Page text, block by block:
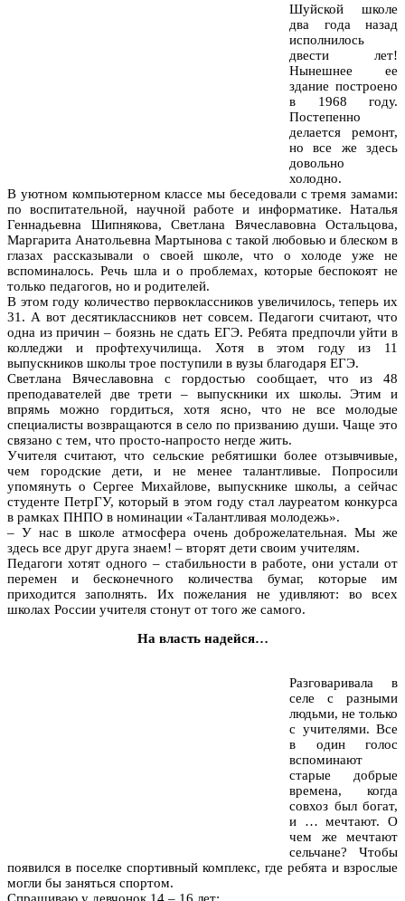
Шуйской школе
два года назад
исполнилось
двести лет!
Нынешнее ее
здание построено
в 1968 году.
Постепенно
делается ремонт,
но все же здесь
довольно
холодно.
В уютном компьютерном классе мы беседовали с тремя замами:
по воспитательной, научной работе и информатике. Наталья
Геннадьевна Шипнякова, Светлана Вячеславовна Остальцова,
Маргарита Анатольевна Мартынова с такой любовью и блеском в
глазах рассказывали о своей школе, что о холоде уже не
вспоминалось. Речь шла и о проблемах, которые беспокоят не
только педагогов, но и родителей.
В этом году количество первоклассников увеличилось, теперь их
31. А вот десятиклассников нет совсем. Педагоги считают, что
одна из причин – боязнь не сдать ЕГЭ. Ребята предпочли уйти в
колледжи и профтехучилища. Хотя в этом году из 11
выпускников школы трое поступили в вузы благодаря ЕГЭ.
Светлана Вячеславовна с гордостью сообщает, что из 48
преподавателей две трети – выпускники их школы. Этим и
впрямь можно гордиться, хотя ясно, что не все молодые
специалисты возвращаются в село по призванию души. Чаще это
связано с тем, что просто-напросто негде жить.
Учителя считают, что сельские ребятишки более отзывчивые,
чем городские дети, и не менее талантливые. Попросили
упомянуть о Сергее Михайлове, выпускнике школы, а сейчас
студенте ПетрГУ, который в этом году стал лауреатом конкурса
в рамках ПНПО в номинации «Талантливая молодежь».
– У нас в школе атмосфера очень доброжелательная. Мы же
здесь все друг друга знаем! – вторят дети своим учителям.
Педагоги хотят одного – стабильности в работе, они устали от
перемен и бесконечного количества бумаг, которые им
приходится заполнять. Их пожелания не удивляют: во всех
школах России учителя стонут от того же самого.
На власть надейся…
Разговаривала в
селе с разными
людьми, не только
с учителями. Все
в один голос
вспоминают
старые добрые
времена, когда
совхоз был богат,
и … мечтают. О
чем же мечтают
сельчане? Чтобы
появился в поселке спортивный комплекс, где ребята и взрослые
могли бы заняться спортом.